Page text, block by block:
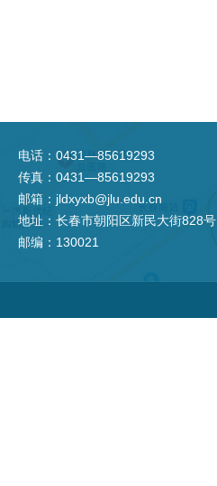
电话：0431—85619293
传真：0431—85619293
邮箱：jldxyxb@jlu.edu.cn
地址：长春市朝阳区新民大街828号
邮编：130021